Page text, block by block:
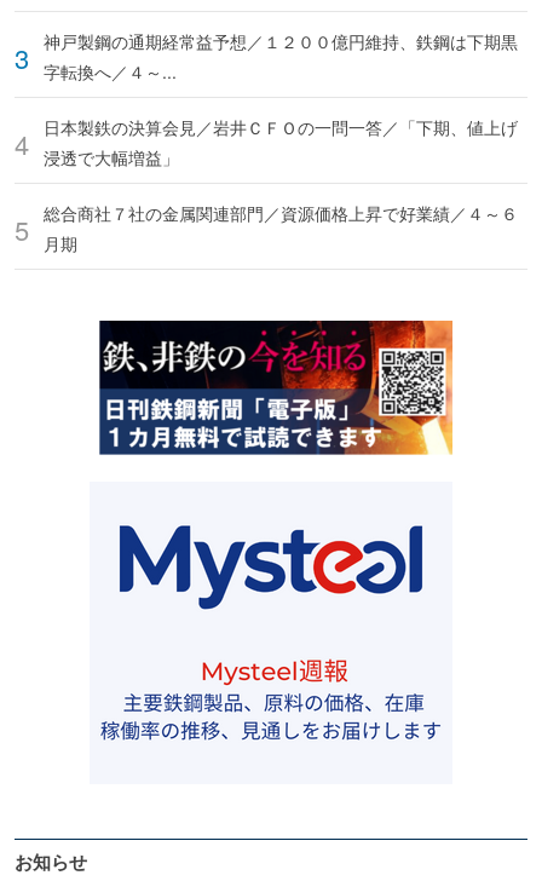
神戸製鋼の通期経常益予想／１２００億円維持、鉄鋼は下期黒
字転換へ／４～...
日本製鉄の決算会見／岩井ＣＦＯの一問一答／「下期、値上げ
浸透で大幅増益」
総合商社７社の金属関連部門／資源価格上昇で好業績／４～６
月期
お知らせ